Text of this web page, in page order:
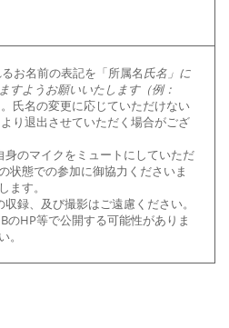
お名前の表記を「所属名氏名」に
すようお願いいたします（例：
氏名の変更に応じていただけない
り退出させていただく場合がござ
身のマイクをミュートにしていただ
状態での参加に御協力くださいま
ます。
録、及び撮影はご遠慮ください。
のHP等で公開する可能性がありま